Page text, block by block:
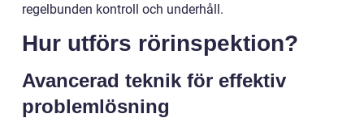
regelbunden kontroll och underhåll.
Hur utförs rörinspektion?
Avancerad teknik för effektiv
problemlösning